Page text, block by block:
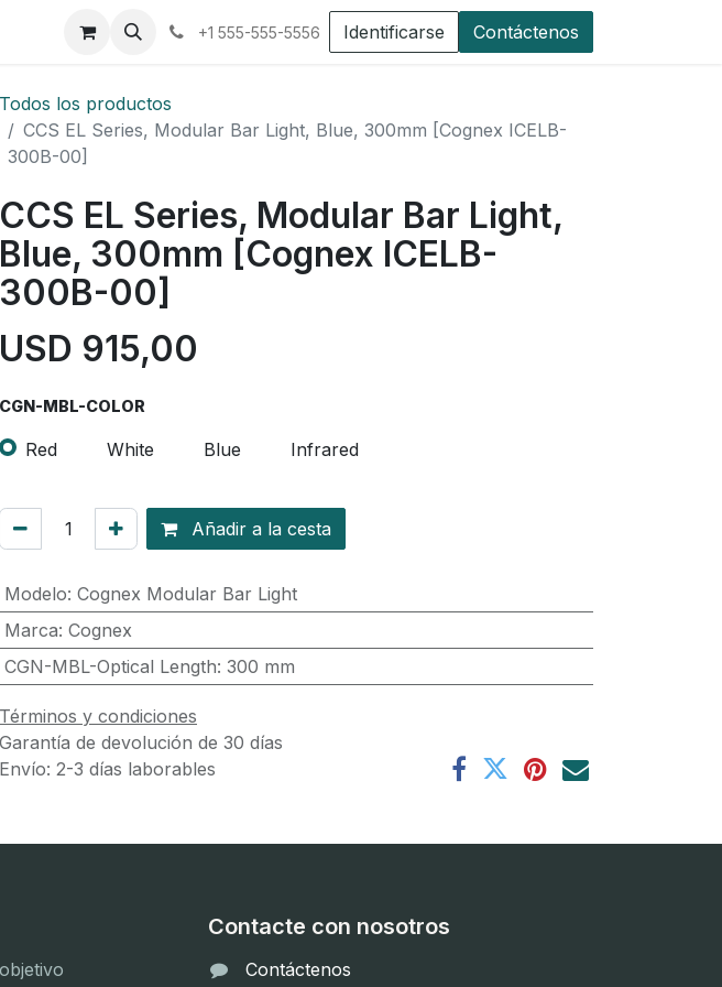
Planilla +1 555-555-5556 Identificarse Contáctenos
Todos los productos
CCS EL Series, Modular Bar Light, Blue, 300mm [Cognex ICELB-
300B-00]
CCS EL Series, Modular Bar Light,
Blue, 300mm [Cognex ICELB-
300B-00]
USD 915,00
CGN-MBL-COLOR
Red White Blue Infrared
Añadir a la cesta
Modelo: Cognex Modular Bar Light
Marca: Cognex
CGN-MBL-Optical Length: 300 mm
Términos y condiciones
Garantía de devolución de 30 días
Envío: 2-3 días laborables
Contacte con nosotros
Contáctenos